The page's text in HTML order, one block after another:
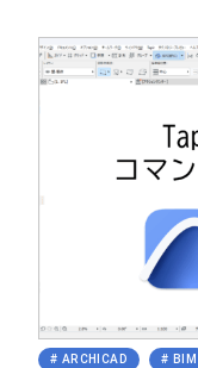
ARCHICAD BIM